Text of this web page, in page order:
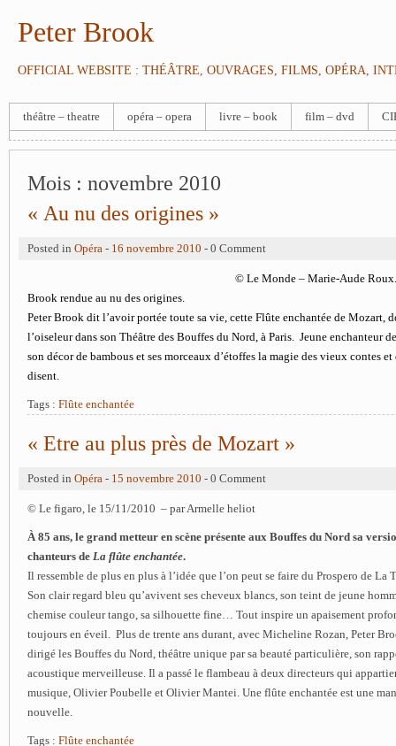
Peter Brook
OFFICIAL WEBSITE : THÉÂTRE, OUVRAGES, FILMS, OPÉRA,
théâtre – theatre opéra – opera livre – book film – dvd
Mois : novembre 2010
« Au nu des origines »
Posted in Opéra - 16 novembre 2010 - 0 Comment
© Le Monde – Marie-Aude
Brook rendue au nu des origines.
Peter Brook dit l’avoir portée toute sa vie, cette Flûte enchantée de Mozart,
l’oiseleur dans son Théâtre des Bouffes du Nord, à Paris. Jeune enchanteur
son décor de bambous et ses morceaux d’étoffes la magie des vieux contes
disent.
Tags : Flûte enchantée
« Etre au plus près de Mozart »
Posted in Opéra - 15 novembre 2010 - 0 Comment
© Le figaro, le 15/11/2010 – par Armelle heliot
À 85 ans, le grand metteur en scène présente aux Bouffes du Nord sa
chanteurs de La flûte enchantée.
Il ressemble de plus en plus à l’idée que l’on peut se faire du Prospero de La
Son clair regard bleu qu’avivent ses cheveux blancs, son teint de jeune
chemise couleur tango, sa silhouette fine… Tout inspire un apaisement
toujours en éveil. Plus de trente ans durant, avec Micheline Rozan, Peter
dirigé les Bouffes du Nord, théâtre unique par sa beauté particulière, son
acoustique merveilleuse. Il a passé le flambeau à deux directeurs qui
musique, Olivier Poubelle et Olivier Mantei. Une flûte enchantée est une
nouvelle.
Tags : Flûte enchantée